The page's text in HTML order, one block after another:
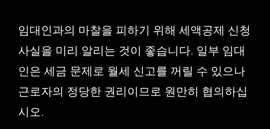
임대인과의 마찰을 피하기 위해 세액공제 신청
사실을 미리 알리는 것이 좋습니다. 일부 임대
인은 세금 문제로 월세 신고를 꺼릴 수 있으나
근로자의 정당한 권리이므로 원만히 협의하십
시오.